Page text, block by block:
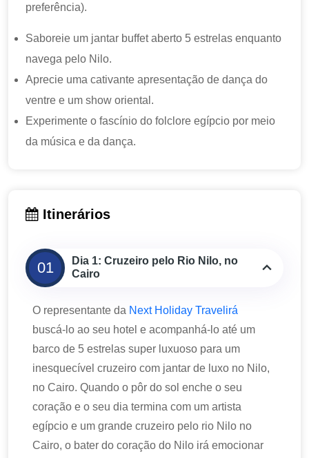
preferência).
Saboreie um jantar buffet aberto 5 estrelas enquanto
navega pelo Nilo.
Aprecie uma cativante apresentação de dança do
ventre e um show oriental.
Experimente o fascínio do folclore egípcio por meio
da música e da dança.
Itinerários
01
Dia 1: Cruzeiro pelo Rio Nilo, no
Cairo
O representante da Next Holiday Travelirá
buscá-lo ao seu hotel e acompanhá-lo até um
barco de 5 estrelas super luxuoso para um
inesquecível cruzeiro com jantar de luxo no Nilo,
no Cairo. Quando o pôr do sol enche o seu
coração e o seu dia termina com um artista
egípcio e um grande cruzeiro pelo rio Nilo no
Cairo, o bater do coração do Nilo irá emocionar